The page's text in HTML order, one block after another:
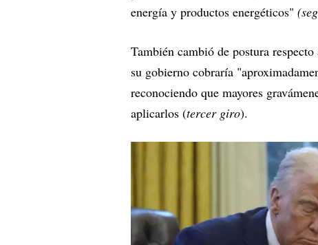
energía y productos energéticos"
También cambió de postura
su gobierno cobraría
reconociendo que mayores
aplicarlos (tercer giro).